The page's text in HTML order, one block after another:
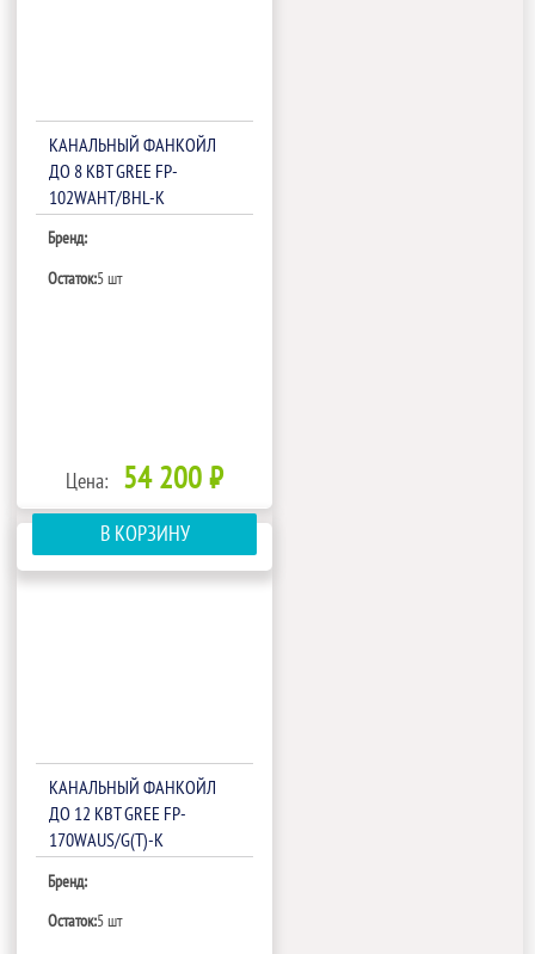
КАНАЛЬНЫЙ ФАНКОЙЛ
ДО 8 КВТ GREE FP-
102WAHT/BHL-K
Бренд:
Остаток:5 шт
Цена: 54 200 ₽
В КОРЗИНУ
КАНАЛЬНЫЙ ФАНКОЙЛ
ДО 12 КВТ GREE FP-
170WAUS/G(T)-K
Бренд:
Остаток:5 шт